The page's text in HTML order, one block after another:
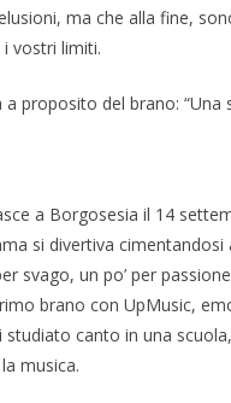
ma che alla fine,
vostri limiti.
a proposito del brano:
a Borgosesia il 14
si divertiva
svago, un po’ per
brano con UpMusic,
studiato canto in una
musica.